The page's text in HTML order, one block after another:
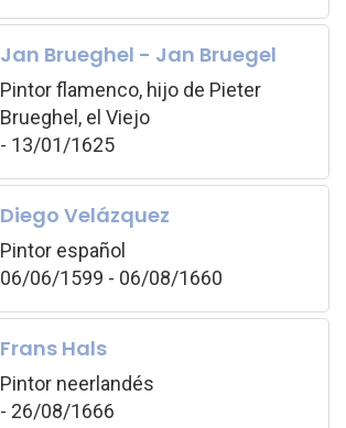
Jan Brueghel - Jan Bruegel
Pintor flamenco, hijo de Pieter
Brueghel, el Viejo
- 13/01/1625
Diego Velázquez
Pintor español
06/06/1599 - 06/08/1660
Frans Hals
Pintor neerlandés
- 26/08/1666